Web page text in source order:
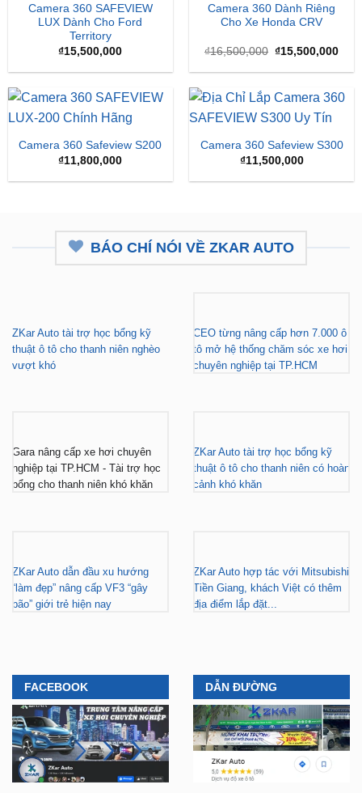
Camera 360 SAFEVIEW
LUX Dành Cho Ford
Territory
₫15,500,000
Camera 360 Dành Riêng
Cho Xe Honda CRV
₫16,500,000 Giá
là:
₫15,500,000Giá
tại
Camera 360 Safeview S200
₫11,800,000
Camera 360 Safeview S300
₫11,500,000
BÁO CHÍ NÓI VỀ ZKAR AUTO
ZKar Auto tài trợ học bổng kỹ
thuật ô tô cho thanh niên nghèo
vượt khó
CEO từng nâng cấp hơn 7.000 ô
tô mở hệ thống chăm sóc xe hơi
chuyên nghiệp tại TP.HCM
Gara nâng cấp xe hơi chuyên
nghiệp tại TP.HCM - Tài trợ học
bổng cho thanh niên khó khăn
ZKar Auto tài trợ học bổng kỹ
thuật ô tô cho thanh niên có hoàn
cảnh khó khăn
ZKar Auto dẫn đầu xu hướng
“làm đẹp” nâng cấp VF3 “gây
bão” giới trẻ hiện nay
ZKar Auto hợp tác với Mitsubishi
Tiền Giang, khách Việt có thêm
địa điểm lắp đặt...
FACEBOOK DẪN ĐƯỜNG